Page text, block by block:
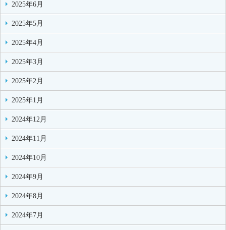
2025年6月
2025年5月
2025年4月
2025年3月
2025年2月
2025年1月
2024年12月
2024年11月
2024年10月
2024年9月
2024年8月
2024年7月